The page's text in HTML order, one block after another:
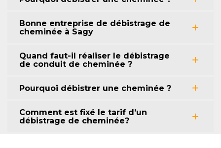
Bonne entreprise de débistrage de
cheminée à Sagy
Quand faut-il réaliser le débistrage
de conduit de cheminée ?
Pourquoi débistrer une cheminée ?
Comment est fixé le tarif d’un
débistrage de cheminée?